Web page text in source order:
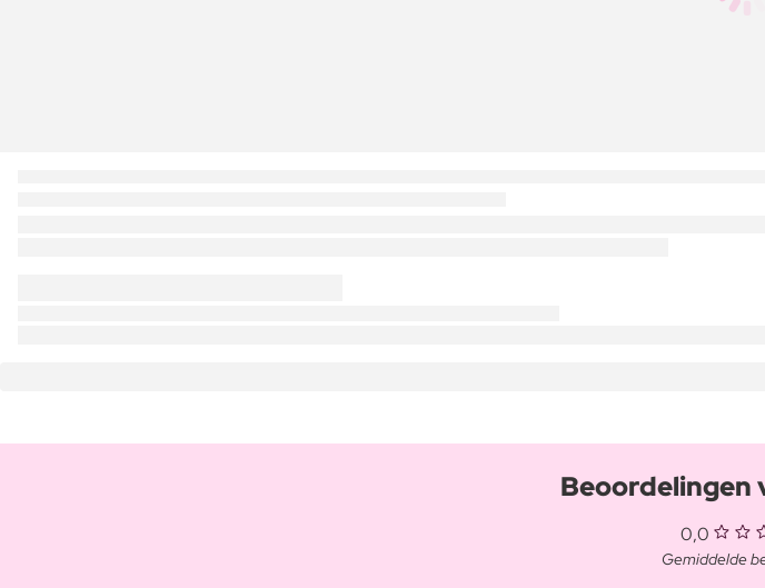
Beoordelingen
0,0
Gemiddelde